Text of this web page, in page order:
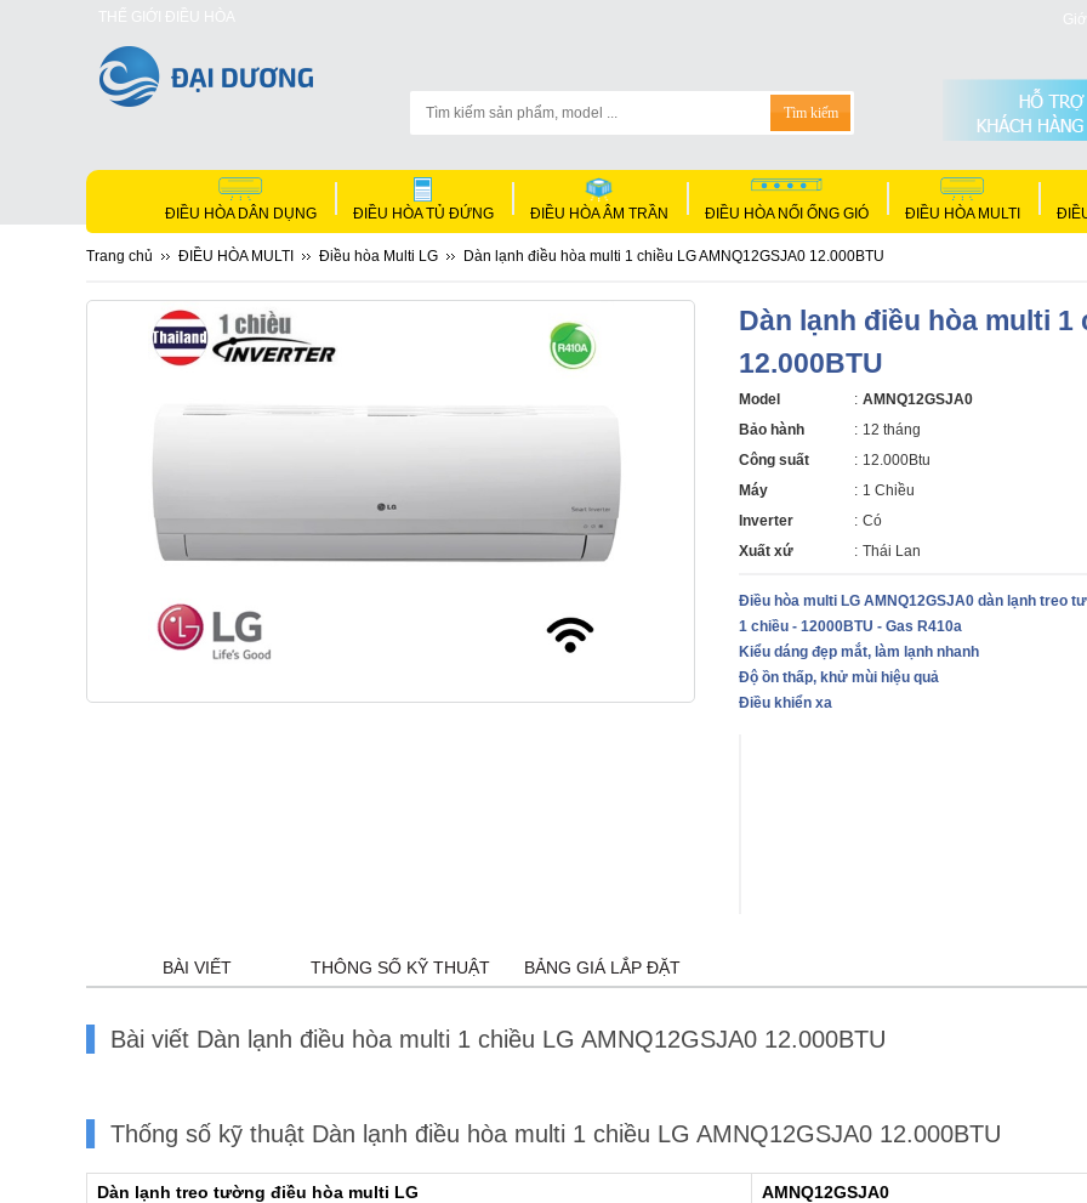
THẾ GIỚI ĐIỀU HÒA
ĐIỀU HÒA DÂN DỤNG ĐIỀU HÒA TỦ ĐỨNG ĐIỀU HÒA ÂM TRẦN ĐIỀU HÒA NỐI ỐNG GIÓ ĐIỀU HÒA MULTI
Trang chủ ĐIỀU HÒA MULTI Điều hòa Multi LG Dàn lạnh điều hòa multi 1 chiều LG AMNQ12GSJA0 12.000BTU
Dàn lạnh điều hòa multi 1
12.000BTU
Model : AMNQ12GSJA0
Bảo hành
: 12 tháng
Công suất
: 12.000Btu
Máy
: 1 Chiều
Inverter
: Có
Xuất xứ
: Thái Lan
Điều hòa multi LG AMNQ12GSJA0 dàn lạnh treo
1 chiều - 12000BTU - Gas R410a
Kiểu dáng đẹp mắt, làm lạnh nhanh
Độ ồn thấp, khử mùi hiệu quả
Điều khiển xa
BÀI VIẾT THÔNG SỐ KỸ THUẬT BẢNG GIÁ LẮP ĐẶT
Bài viết Dàn lạnh điều hòa multi 1 chiều LG AMNQ12GSJA0 12.000BTU
Thống số kỹ thuật Dàn lạnh điều hòa multi 1 chiều LG AMNQ12GSJA0 12.000BTU
Dàn lạnh treo tường điều hòa multi LG
AMNQ12GSJA0